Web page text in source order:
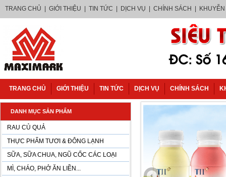
TRANG CHỦ GIỚI THIỆU TIN TỨC DỊCH VỤ CHÍNH SÁCH
TRANG CHỦ GIỚI THIỆU TIN TỨC DỊCH VỤ CHÍNH SÁCH
DANH MỤC SẢN PHẨM
RAU CỦ QUẢ
THỰC PHẨM TƯƠI & ĐÔNG LẠNH
SỮA, SỮA CHUA, NGŨ CỐC CÁC LOẠI
MÌ, CHÁO, PHỞ ĂN LIỀN...